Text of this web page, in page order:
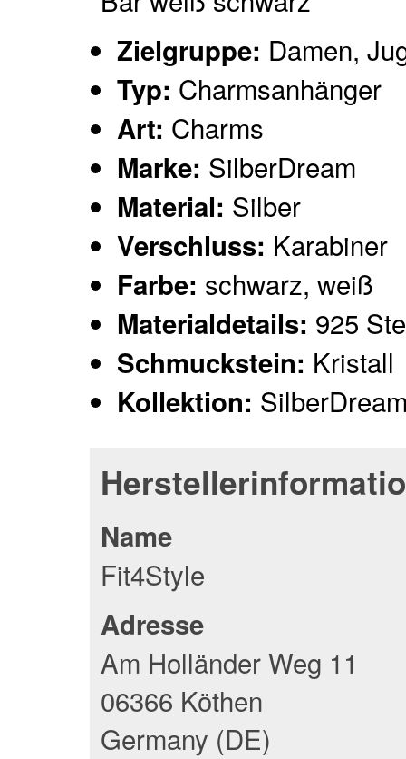
Zielgruppe: Damen,
Typ: Charmsanhänger
Art: Charms
Marke: SilberDream
Material: Silber
Verschluss: Karabiner
Farbe: schwarz, weiß
Materialdetails: 925
Schmuckstein: Kristall
Kollektion:
Name
Fit4Style
Adresse
Am Holländer Weg 11
06366 Köthen
Germany (DE)